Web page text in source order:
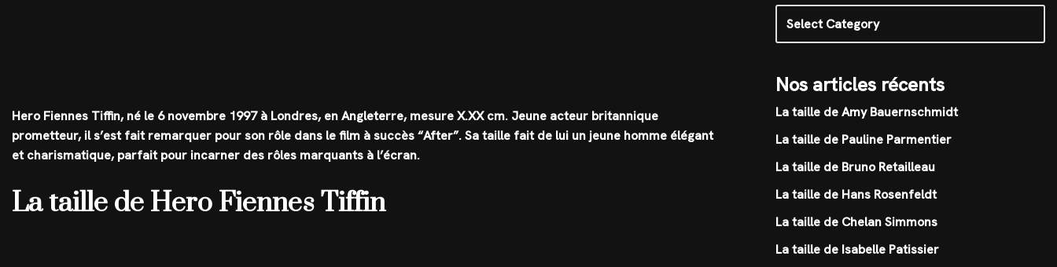
Hero Fiennes Tiffin, né le 6 novembre 1997 à Londres, en Angleterre, mesureX.XX cm. Jeune acteur britannique
prometteur, il s’est fait remarquer pour son rôle dans le film à succès “After”. Sa taille fait de lui un jeune homme élégant
et charismatique, parfait pour incarner des rôles marquants à l’écran.
La taille de Hero Fiennes Tiffin
Nos articles récents
La taille de Amy Bauernschmidt
La taille de Pauline Parmentier
La taille de Bruno Retailleau
La taille de Hans Rosenfeldt
La taille de Chelan Simmons
La taille de Isabelle Patissier